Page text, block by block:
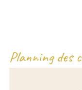
Planning des